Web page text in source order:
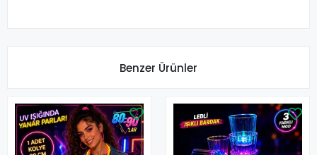
Benzer Ürünler